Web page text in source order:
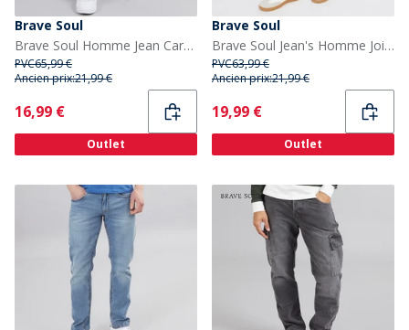
Brave Soul
Brave Soul Homme Jean Cargo Coupe Droite Mid Blue
PVC65,99 €
Ancien prix:21,99 €
Current
16,99 €
Outlet
Brave Soul
Brave Soul Jean's Homme Joiner Carpenter Coupe Large Lavage Bleu Mb
PVC63,99 €
Ancien prix:21,99 €
Current
19,99 €
Outlet